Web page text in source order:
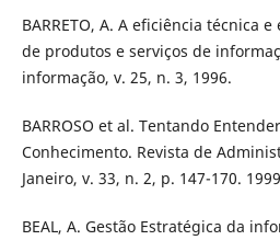
BARRETO, A. A eficiência técnica
de produtos e serviços de
informação, v. 25, n. 3, 1996.
BARROSO et al. Tentando
Conhecimento. Revista de
Janeiro, v. 33, n. 2, p. 147-170.
BEAL, A. Gestão Estratégica da